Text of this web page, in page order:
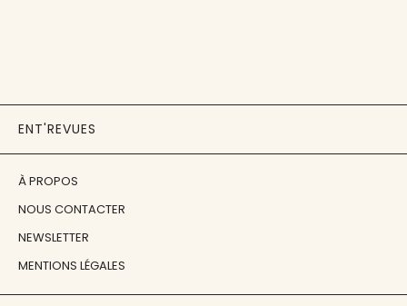
ENT'REVUES
À PROPOS
NOUS CONTACTER
NEWSLETTER
MENTIONS LÉGALES